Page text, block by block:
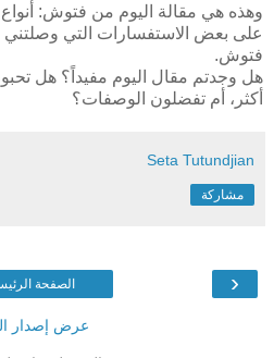
وهذه هي مقالة اليوم من فتوش: أنواع
على بعض الاستفسارات التي
فتوش.
هل وجدتم مقال اليوم مفيداً؟ هل
أكثر، أم تفضلون الوصفات؟
Seta Tutundjian
مشاركة
‹ الصفحة
عرض إصدار